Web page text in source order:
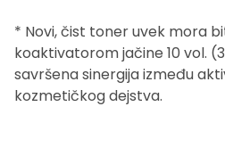
* Novi, čist toner uvek mora
koaktivatorom jačine 10 vol.
savršena sinergija između
kozmetičkog dejstva.